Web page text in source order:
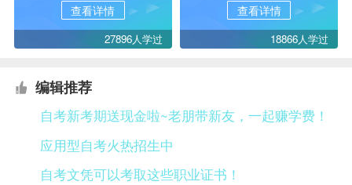
查看详情
27896人学过
查看详情
18866人学过
编辑推荐
自考新考期送现金啦~老朋带新友，一起赚学费！
应用型自考火热招生中
自考文凭可以考取这些职业证书！